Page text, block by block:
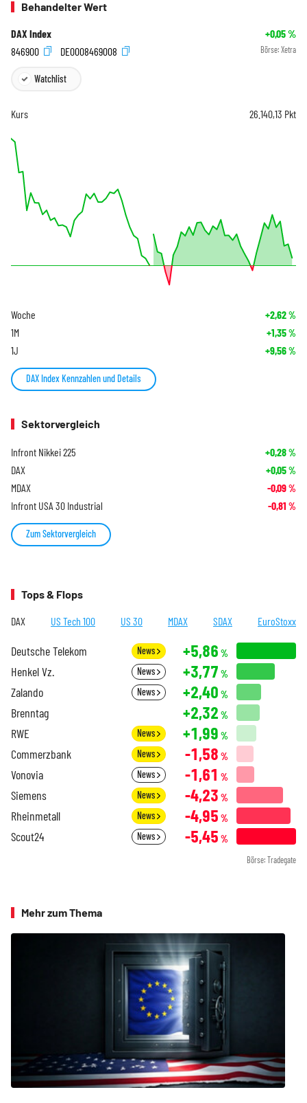
Behandelter Wert
DAX Index +0,05%
846900
DE0008469008 Börse: Xetra
Watchlist
Kurs 26.140,13 Pkt
Woche +2,62%
1M +1,35%
1J +9,56%
DAX Index Kennzahlen und Details
Sektorvergleich
Infront Nikkei 225 +0,28%
DAX +0,05%
MDAX -0,09%
Infront USA 30 Industrial -0,81 %
Zum Sektorvergleich
Tops & Flops
DAX US Tech 100 US 30 MDAX SDAX EuroStoxx
Deutsche Telekom News +5,86 %
Henkel Vz. News +3,77 %
Zalando News +2,40 %
Brenntag +2,32 %
RWE News +1,99 %
Commerzbank News -1,58 %
Vonovia News -1,61 %
Siemens News -4,23 %
Rheinmetall News -4,95 %
Scout24 News -5,45 %
Börse: Tradegate
Mehr zum Thema